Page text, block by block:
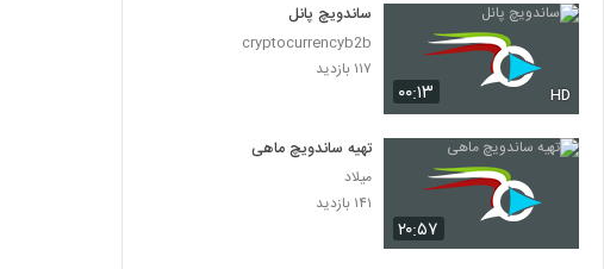
۰۰:۱۳ HD
ساندویچ پانل
cryptocurrencyb2b
۱۱۷ بازدید
۲۰:۵۷
تهیه ساندویچ ماهی
میلاد
۱۴۱ بازدید